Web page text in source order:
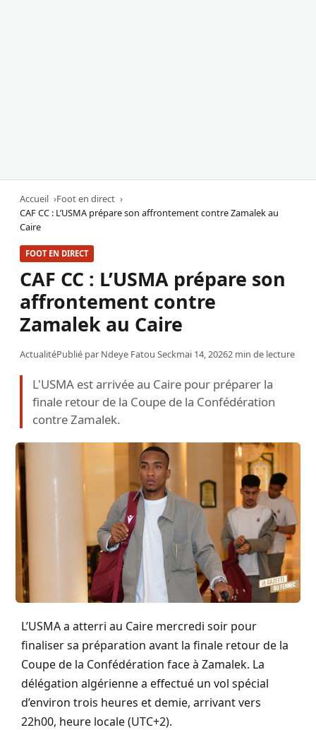
Accueil
Foot en direct
CAF CC : L’USMA prépare son affrontement contre Zamalek au
Caire
FOOT EN DIRECT
CAF CC : L’USMA prépare son
affrontement contre
Zamalek au Caire
ActualitéPublié par Ndeye Fatou Seckmai 14, 20262 min de lecture
L'USMA est arrivée au Caire pour préparer la
finale retour de la Coupe de la Confédération
contre Zamalek.
L’USMA a atterri au Caire mercredi soir pour
finaliser sa préparation avant la finale retour de la
Coupe de la Confédération face à Zamalek. La
délégation algérienne a effectué un vol spécial
d’environ trois heures et demie, arrivant vers
22h00, heure locale (UTC+2).